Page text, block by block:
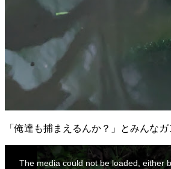
「俺達も捕まえるんか？」とみんなガ
The media could not be loaded, either